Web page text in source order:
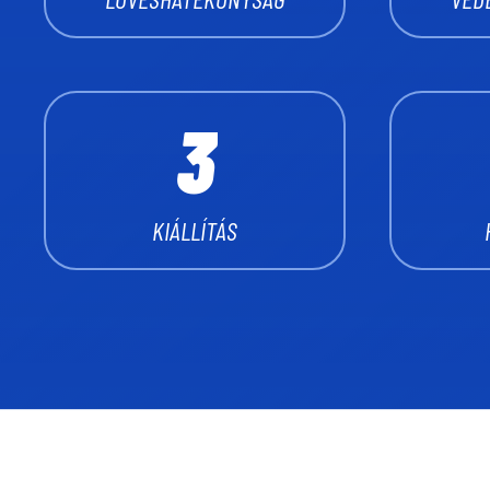
6
7
8
0
2
3
4
6
2
3
4
KIÁLLÍTÁS